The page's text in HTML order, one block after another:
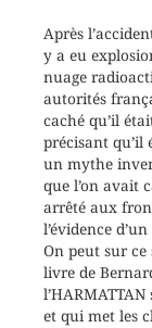
Après
y a eu
nuage
autorités
caché qu’il
précisant qu’il
un mythe
que l’on avait
arrêté aux
l’évidence
On peut sur ce
livre de
et qui met les